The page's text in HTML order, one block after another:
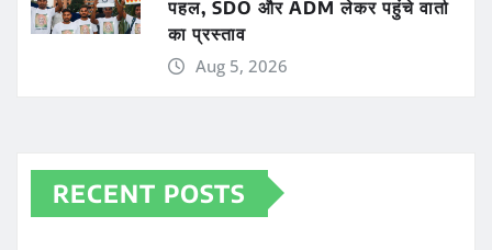
पहल, SDO और ADM लेकर पहुंचे वार्ता
का प्रस्ताव
Aug 5, 2026
RECENT POSTS